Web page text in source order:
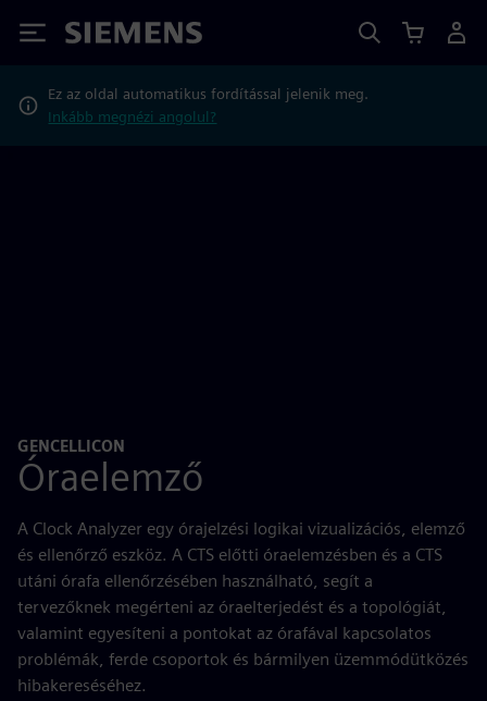
Siemens
Ez az oldal automatikus fordítással jelenik meg.
Inkább megnézi angolul?
GENCELLICON
Óraelemző
A Clock Analyzer egy órajelzési logikai vizualizációs, elemző
és ellenőrző eszköz. A CTS előtti óraelemzésben és a CTS
utáni órafa ellenőrzésében használható, segít a
tervezőknek megérteni az óraelterjedést és a topológiát,
valamint egyesíteni a pontokat az órafával kapcsolatos
problémák, ferde csoportok és bármilyen üzemmódütközés
hibakereséséhez.